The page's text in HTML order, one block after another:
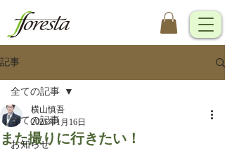
記事
全ての記事
お知らせ
全ての記事
また撮りに行きたい！
横山慎吾
2025年1月16日